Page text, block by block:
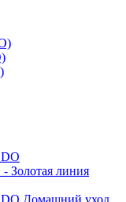
Золотая линия
Домашний уход